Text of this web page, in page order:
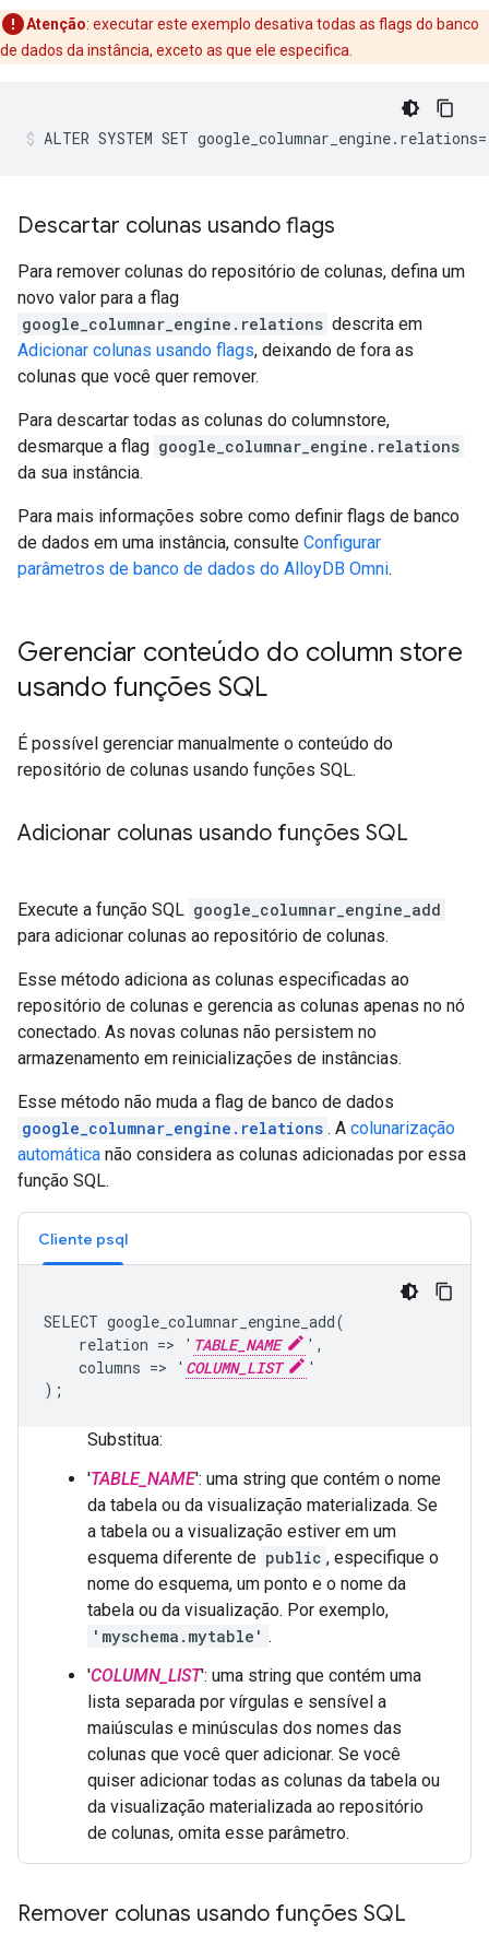
Atenção: executar este exemplo desativa todas as flags do banco
de dados da instância, exceto as que ele especifica.
ALTER SYSTEM SET google_columnar_engine.relations=
Descartar colunas usando flags
Para remover colunas do repositório de colunas, defina um
novo valor para a flag
google_columnar_engine.relations descrita em
Adicionar colunas usando flags, deixando de fora as
colunas que você quer remover.
Para descartar todas as colunas do columnstore,
desmarque a flag google_columnar_engine.relations
da sua instância.
Para mais informações sobre como definir flags de banco
de dados em uma instância, consulte Configurar
parâmetros de banco de dados do AlloyDB Omni.
Gerenciar conteúdo do column store
usando funções SQL
É possível gerenciar manualmente o conteúdo do
repositório de colunas usando funções SQL.
Adicionar colunas usando funções SQL
Execute a função SQL google_columnar_engine_add
para adicionar colunas ao repositório de colunas.
Esse método adiciona as colunas especificadas ao
repositório de colunas e gerencia as colunas apenas no nó
conectado. As novas colunas não persistem no
armazenamento em reinicializações de instâncias.
Esse método não muda a flag de banco de dados
google_columnar_engine.relations . A colunarização
automática não considera as colunas adicionadas por essa
função SQL.
Cliente psql
SELECT google_columnar_engine_add(
    relation => '
TABLE_NAME
',
    columns => '
COLUMN_LIST
'
Substitua:
'TABLE_NAME': uma string que contém o nome
da tabela ou da visualização materializada. Se
a tabela ou a visualização estiver em um
esquema diferente de public , especifique o
nome do esquema, um ponto e o nome da
tabela ou da visualização. Por exemplo,
'myschema.mytable' .
'COLUMN_LIST': uma string que contém uma
lista separada por vírgulas e sensível a
maiúsculas e minúsculas dos nomes das
colunas que você quer adicionar. Se você
quiser adicionar todas as colunas da tabela ou
da visualização materializada ao repositório
de colunas, omita esse parâmetro.
Remover colunas usando funções SQL